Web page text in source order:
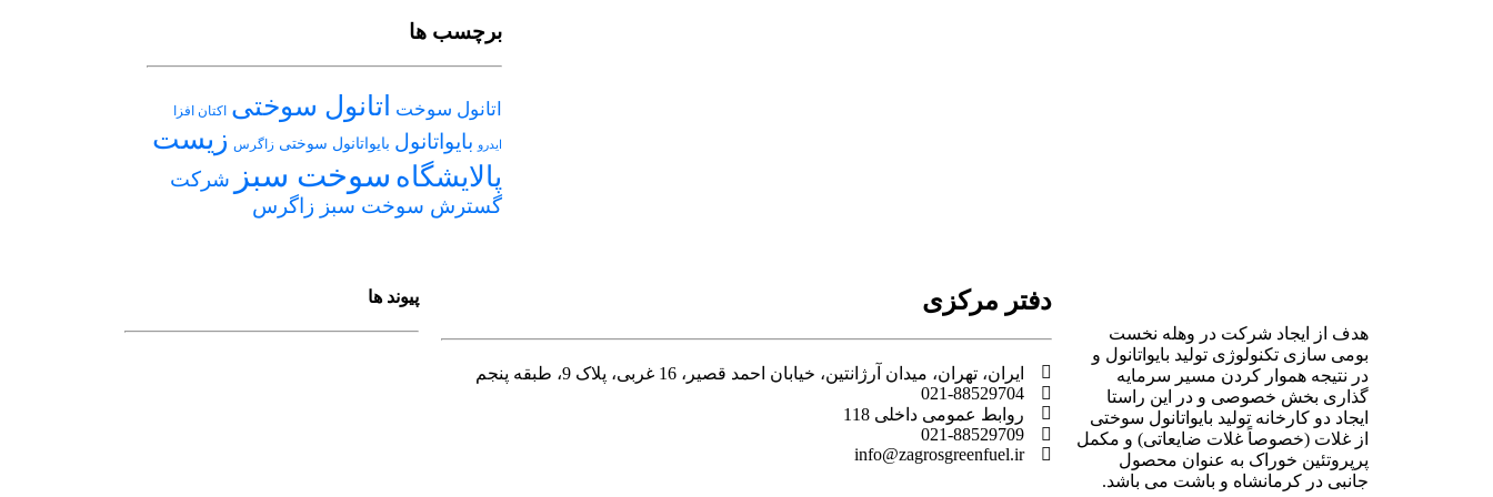
برچسب ها
اتانول سوخت اتانول سوختی اکتان افزا
ایدرو بایواتانول بایواتانول سوختی زاگرس زیست
پالایشگاه سوخت سبز
شرکت
گسترش سوخت سبز زاگرس
هدف از ایجاد شرکت در وهله نخست
بومی سازی تکنولوژی تولید بایواتانول و
در نتیجه هموار کردن مسیر سرمایه
گذاری بخش خصوصی و در این راستا
ایجاد دو کارخانه تولید بایواتانول سوختی
از غلات (خصوصاً غلات ضایعاتی) و مکمل
پرپروتئین خوراک به عنوان محصول
جانبی در کرمانشاه و باشت می باشد.
دفتر مرکزی
ایران، تهران، میدان آرژانتین، خیابان احمد قصیر، 16 غربی، پلاک 9، طبقه پنجم
021-88529704
روابط عمومی داخلی 118
021-88529709
info@zagrosgreenfuel.ir​
پیوند ها